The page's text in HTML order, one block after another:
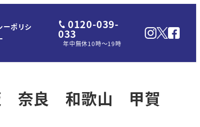
ーポリシ
0120-039-
033
年中無休10時～19時
奈良 和歌山 甲賀